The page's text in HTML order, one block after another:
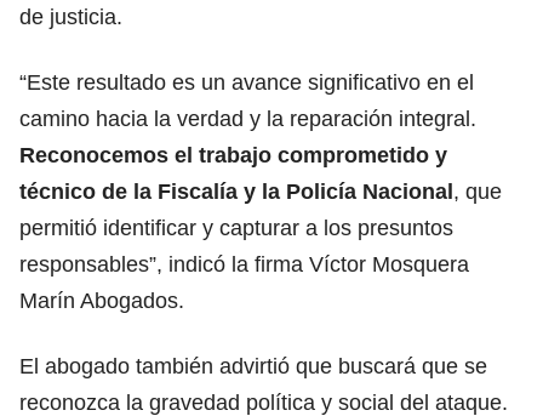
de justicia.
“Este resultado es un avance significativo en el
camino hacia la verdad y la reparación integral.
Reconocemos el trabajo comprometido y
técnico de la Fiscalía y la Policía Nacional, que
permitió identificar y capturar a los presuntos
responsables”, indicó la firma Víctor Mosquera
Marín Abogados.
El abogado también advirtió que buscará que se
reconozca la gravedad política y social del ataque.